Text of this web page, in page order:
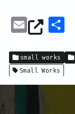
E
m
ai
l
small works
Small Works